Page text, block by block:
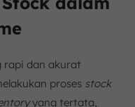
dan akurat
proses stock
yang tertata,